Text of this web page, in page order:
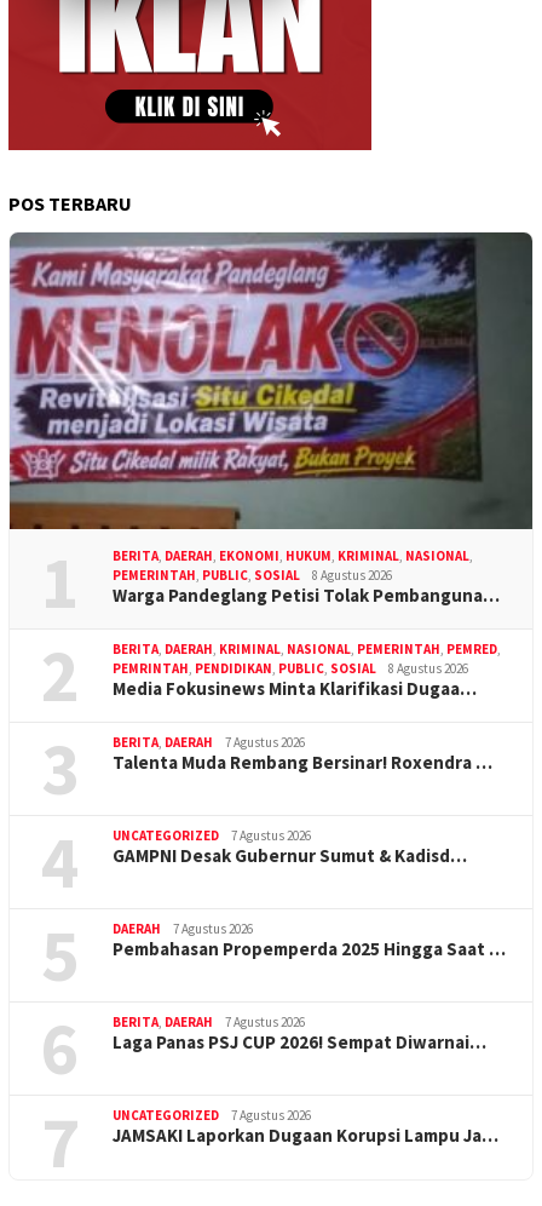
POS TERBARU
1 BERITA, DAERAH, EKONOMI, HUKUM, KRIMINAL, NASIONAL,
PEMERINTAH, PUBLIC, SOSIAL 8 Agustus 2026
Warga Pandeglang Petisi Tolak Pembanguna…
2 BERITA, DAERAH, KRIMINAL, NASIONAL, PEMERINTAH, PEMRED,
PEMRINTAH, PENDIDIKAN, PUBLIC, SOSIAL 8 Agustus 2026
Media Fokusinews Minta Klarifikasi Dugaa…
3 BERITA, DAERAH 7 Agustus 2026
Talenta Muda Rembang Bersinar! Roxendra …
4 UNCATEGORIZED 7 Agustus 2026
GAMPNI Desak Gubernur Sumut & Kadisd…
5 DAERAH 7 Agustus 2026
Pembahasan Propemperda 2025 Hingga Saat …
6 BERITA, DAERAH 7 Agustus 2026
Laga Panas PSJ CUP 2026! Sempat Diwarnai…
7 UNCATEGORIZED 7 Agustus 2026
JAMSAKI Laporkan Dugaan Korupsi Lampu Ja…